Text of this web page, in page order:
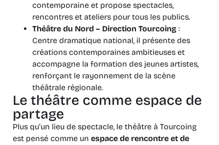
contemporaine et propose spectacles,
rencontres et ateliers pour tous les publics.
Théâtre du Nord – Direction Tourcoing :
Centre dramatique national, il présente des
créations contemporaines ambitieuses et
accompagne la formation des jeunes artistes,
renforçant le rayonnement de la scène
théâtrale régionale.
Le théâtre comme espace de
partage
Plus qu’un lieu de spectacle, le théâtre à Tourcoing
est pensé comme un espace de rencontre et de